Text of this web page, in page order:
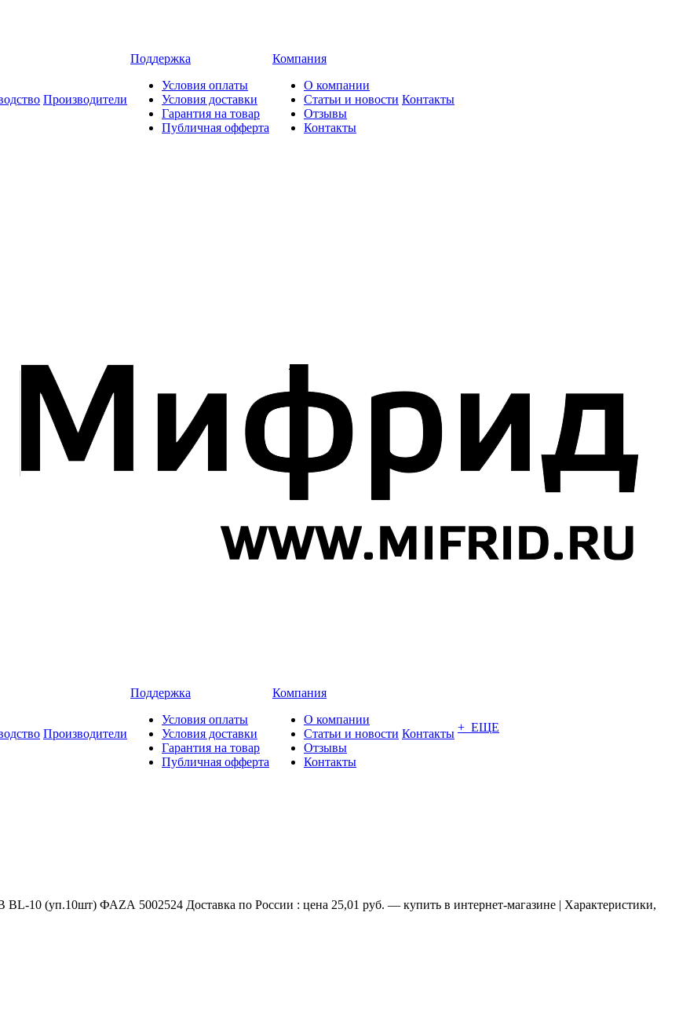
Производители
Поддержка
Условия оплаты
Условия доставки
Гарантия на товар
Публичная офферта
Компания
О компании
Статьи и новости
Отзывы
Контакты
Контакты
Производители
Поддержка
Условия оплаты
Условия доставки
Гарантия на товар
Публичная офферта
Компания
О компании
Статьи и новости
Отзывы
Контакты
Контакты + ЕЩЕ
10 (уп.10шт) ФАZА 5002524 Доставка по России : цена 25,01 руб. — купить в интернет-магазине | Характеристики,